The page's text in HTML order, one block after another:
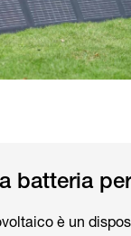
batteria
è un